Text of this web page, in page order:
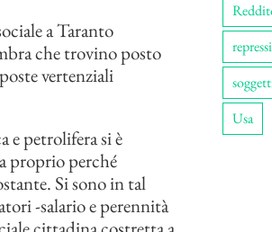
a Taranto
che trovino posto
vertenziali
e petrolifera si è
proprio perché
Si sono in tal
-salario e perennità
Usa